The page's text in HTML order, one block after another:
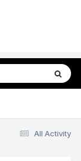
All Activity